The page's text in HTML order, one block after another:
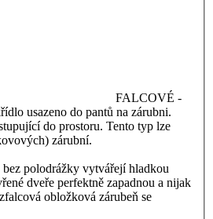
FALCOVÉ -
usazeno do pantů na zárubni.
do prostoru. Tento typ lze
zárubní.
polodrážky vytvářejí hladkou
dveře perfektně zapadnou a nijak
obložková zárubeň se